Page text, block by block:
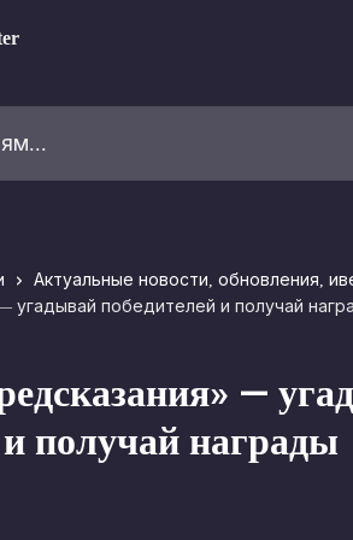
Актуальные новости, обновления,
угадывай победителей и получай
—
получай награды